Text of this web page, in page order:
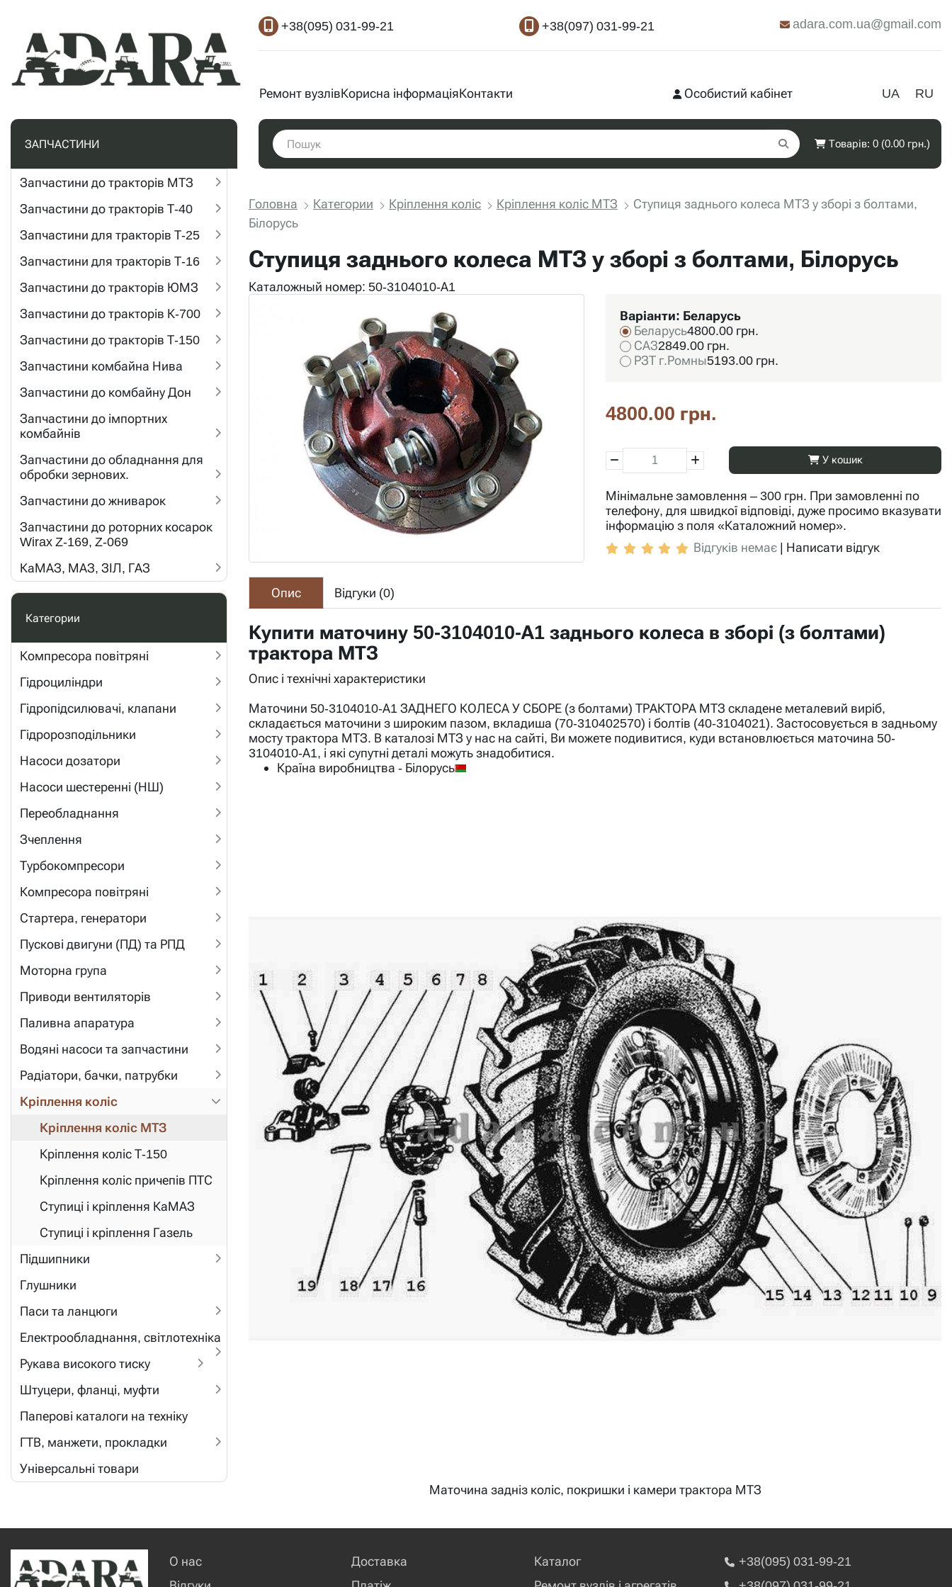
+38(095) 031-99-21 +38(097) 031-99-21 adara.com.ua@gmail.com
Ремонт вузлівКорисна інформаціяКонтакти UA RU
Особистий кабінет
ЗАПЧАСТИНИ Товарів: 0 (0.00 грн.)
Запчастини до тракторів МТЗ
Запчастини до тракторів Т-40
Запчастини для тракторів Т-25
Запчастини для тракторів Т-16
Запчастини до тракторів ЮМЗ
Запчастини до тракторів К-700
Запчастини до тракторів Т-150
Запчастини комбайна Нива
Запчастини до комбайну Дон
Запчастини до імпортних
комбайнів
Запчастини до обладнання для
обробки зернових.
Запчастини до жниварок
Запчастини до роторних косарок
Wirax Z-169, Z-069
КаМАЗ, МАЗ, ЗІЛ, ГАЗ
Категории
Компресора повітряні
Гідроциліндри
Гідропідсилювачі, клапани
Гідророзподільники
Насоси дозатори
Насоси шестеренні (НШ)
Переобладнання
Зчеплення
Турбокомпресори
Компресора повітряні
Стартера, генератори
Пускові двигуни (ПД) та РПД
Моторна група
Приводи вентиляторів
Паливна апаратура
Водяні насоси та запчастини
Радіатори, бачки, патрубки
Кріплення коліс
Кріплення коліс МТЗ
Кріплення коліс Т-150
Кріплення коліс причепів ПТС
Ступиці і кріплення КаМАЗ
Ступиці і кріплення Газель
Підшипники
Глушники
Паси та ланцюги
Електрообладнання, світлотехніка
Рукава високого тиску
Штуцери, фланці, муфти
Паперові каталоги на техніку
ГТВ, манжети, прокладки
Універсальні товари
Головна Категории Кріплення коліс Кріплення коліс МТЗ
Ступиця заднього колеса МТЗ у зборі з болтами,
Білорусь
Ступиця заднього колеса МТЗ у зборі з болтами, Білорусь
Каталожный номер: 50-3104010-А1
Варіанти: Беларусь
Беларусь4800.00 грн.
САЗ2849.00 грн.
РЗТ г.Ромны5193.00 грн.
4800.00 грн.
У кошик
Мінімальне замовлення – 300 грн. При замовленні по
телефону, для швидкої відповіді, дуже просимо вказувати
інформацію з поля «Каталожний номер».
Відгуків немає | Написати відгук
Опис Відгуки (0)
Купити маточину 50-3104010-А1 заднього колеса в зборі (з болтами)
трактора МТЗ
Опис і технічні характеристики
Маточини 50-3104010-А1 ЗАДНЕГО КОЛЕСА У СБОРЕ (з болтами) ТРАКТОРА МТЗ складене металевий виріб,
складається маточини з широким пазом, вкладиша (70-310402570) і болтів (40-3104021). Застосовується в задньому
мосту трактора МТЗ. В каталозі МТЗ у нас на сайті, Ви можете подивитися, куди встановлюється маточина 50-
3104010-А1, і які супутні деталі можуть знадобитися.
Країна виробництва - Білорусь
Маточина задніз коліс, покришки і камери трактора МТЗ
О нас
Доставка
Каталог
+38(095) 031-99-21